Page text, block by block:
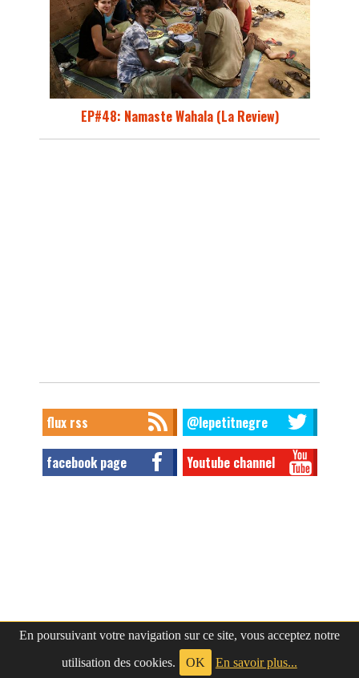
En poursuivant votre navigation sur ce site, vous acceptez notre
utilisation des cookies.
OK En savoir plus...
EP#48: Namaste Wahala (La Review)
flux rss @lepetitnegre
facebook page Youtube channel